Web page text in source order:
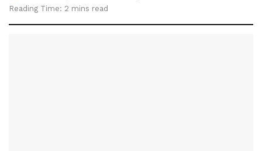
Reading Time: 2 mins read